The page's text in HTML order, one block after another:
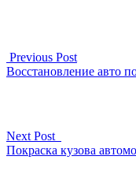
Previous Post
Восстановление авто
Next Post
Покраска кузова